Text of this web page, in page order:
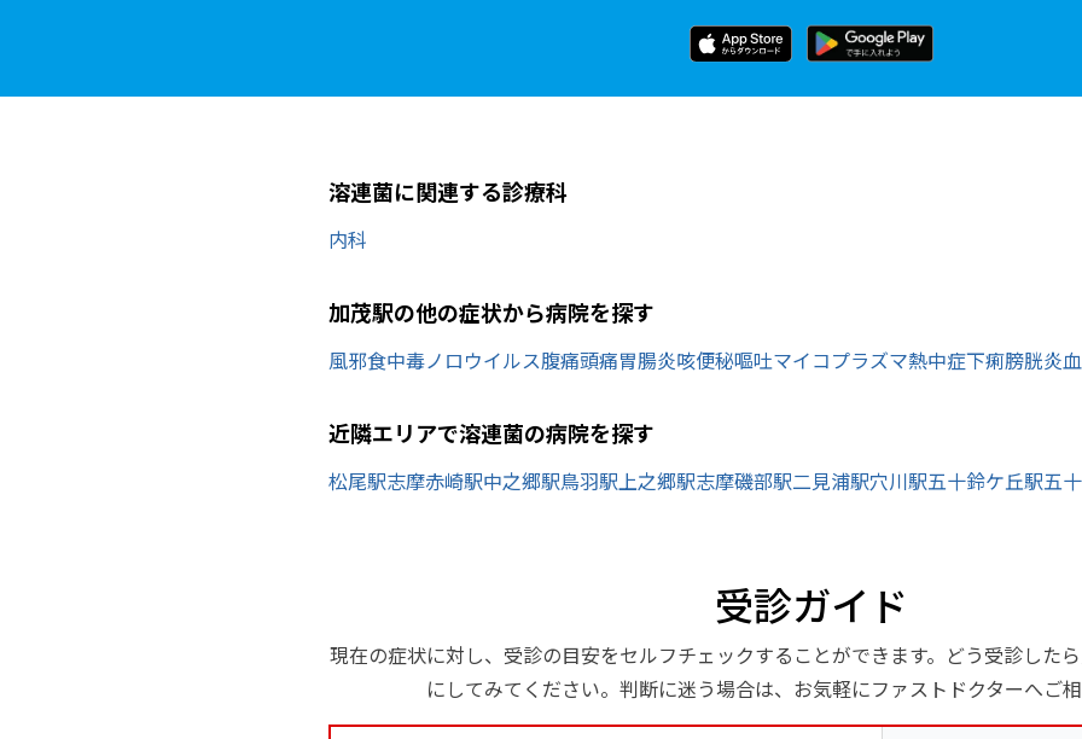
溶連菌に関連する診療科
内科
加茂駅の他の症状から病院を探す
風邪食中毒ノロウイルス腹痛頭痛胃腸炎咳便秘嘔吐マイコプラズマ熱中症下痢膀胱炎
近隣エリアで溶連菌の病院を探す
松尾駅志摩赤崎駅中之郷駅鳥羽駅 上之郷駅志摩磯部駅二見浦駅穴川駅五十鈴ケ丘駅五
受診ガイド
現在の症状に対し、受診の目安をセルフチェックすることができます。どう受診した
にしてみてください。判断に迷う場合は、お気軽にファストドクターへご